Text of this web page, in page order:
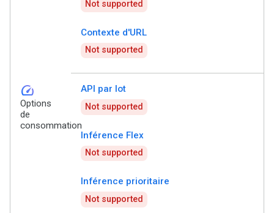
Not supported
Contexte d'URL
Not supported
speed
Options
de
consommation
API par lot
Not supported
Inférence Flex
Not supported
Inférence prioritaire
Not supported